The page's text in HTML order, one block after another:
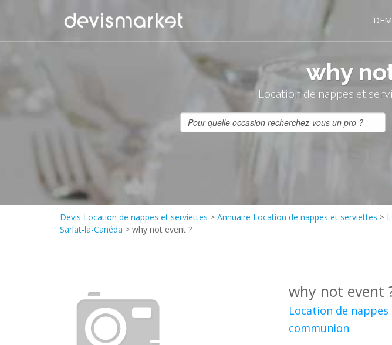
why
Location de nappes et
Devis Location de nappes et serviettes > Annuaire Location de nappes et serviettes >
Sarlat-la-Canéda > why not event ?
why not event
Location de
communion